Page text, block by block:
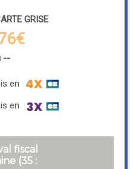
GRISE
--
en
en
fiscal
(35 :